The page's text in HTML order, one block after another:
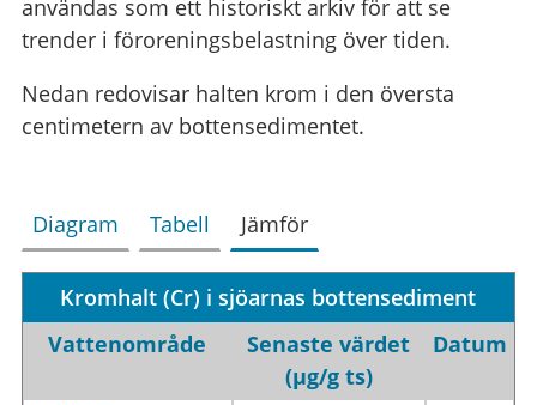
användas som ett historiskt arkiv för att se
trender i föroreningsbelastning över tiden.
Nedan redovisar halten krom i den översta
centimetern av bottensedimentet.
Diagram Tabell Jämför
Kromhalt (Cr) i sjöarnas bottensediment
Vattenområde
Senaste värdet
(µg/g ts)
Datum